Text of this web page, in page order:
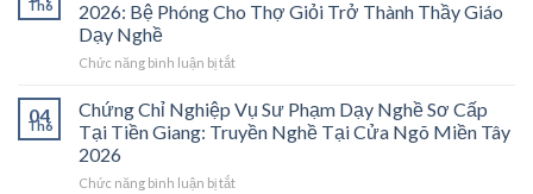
Vụ
Phạm
Cấp
Tại
Vĩnh
2026:
Th6
2026: Bệ Phóng Cho Thợ Giỏi Trở Thành Thầy Giáo
Dạy Nghề
Chức năng bình luận bị tắtở
Chỉ
Nghiệp
Vụ
Phạm
04
Th6
Chứng Chỉ Nghiệp Vụ Sư Phạm Dạy Nghề Sơ Cấp
Tại Tiền Giang: Truyền Nghề Tại Cửa Ngõ Miền Tây
2026
Chức năng bình luận bị tắtở